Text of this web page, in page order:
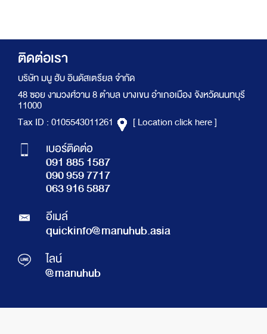
ติดต่อเรา
บริษัท มนู ฮับ อินดัสเตรียล จำกัด
48 ซอย งามวงศ์วาน 8 ตำบล บางเขน อำเภอเมือง จังหวัดนนทบุรี
11000
Tax ID : 0105543011261
[ Location click here ]
เบอร์ติดต่อ
091 885 1587
090 959 7717
063 916 5887
อีเมล์
quickinfo@manuhub.asia
ไลน์
@manuhub